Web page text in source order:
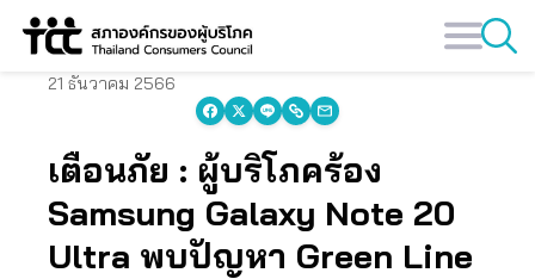
Skip
21 ธันวาคม 2566
เตือนภัย : ผู้บริโภคร้อง
Samsung Galaxy Note 20
Ultra พบปัญหา Green Line